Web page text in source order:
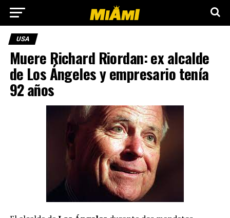
USA
Muere Richard Riordan: ex alcalde
de Los Ángeles y empresario tenía
92 años